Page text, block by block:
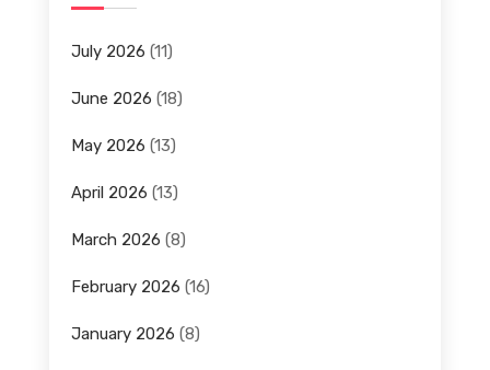
July 2026 (11)
June 2026 (18)
May 2026 (13)
April 2026 (13)
March 2026 (8)
February 2026 (16)
January 2026 (8)